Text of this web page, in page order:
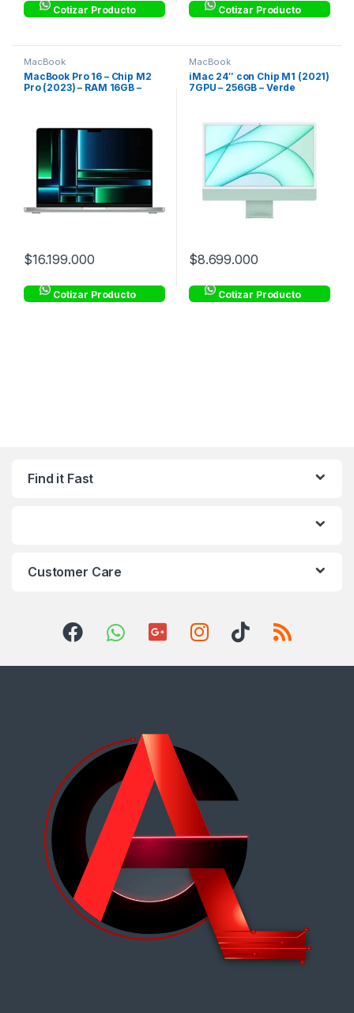
Cotizar Producto Cotizar Producto
MacBook
MacBook Pro 16 – Chip M2
Pro (2023) – RAM 16GB –
$16.199.000
Cotizar Producto
MacBook
iMac 24″ con Chip M1 (2021)
7GPU – 256GB – Verde
$8.699.000
Cotizar Producto
Find it Fast
Customer Care